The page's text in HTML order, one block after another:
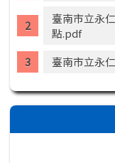
臺南市立永
點.pdf
臺南市立永